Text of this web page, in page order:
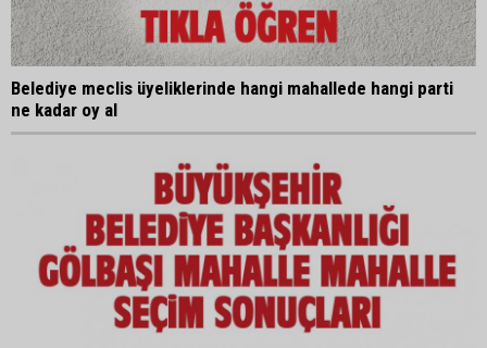
Belediye meclis üyeliklerinde hangi mahallede hangi parti
ne kadar oy al